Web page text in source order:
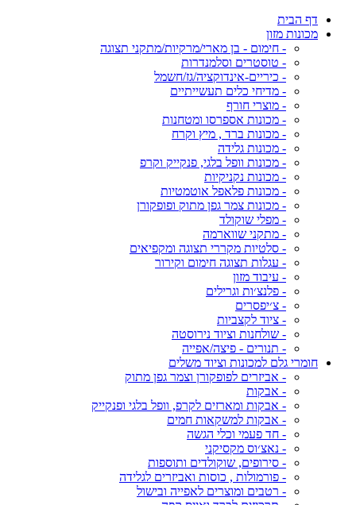
דף הבית
מכונות מזון
- חימום - בן מארי/מרקיות/מתקני תצוגה
- טוסטרים וסלמנדרות
- כיריים-אינדוקציה/גז/חשמל
- מדיחי כלים תעשייתיים
- מוצרי חורף
- מכונות אספרסו ומטחנות
- מכונות ברד , מיץ וקרח
- מכונות גלידה
- מכונות וופל בלגי, פנקייק וקרפ
- מכונות נקניקיות
- מכונות פלאפל אוטמטיות
- מכונות צמר גפן מתוק ופופקורן
- מפלי שוקולד
- מתקני שווארמה
- סלטיות מקררי תצוגה ומקפיאים
- עגלות תצוגה חימום וקירור
- עיבוד מזון
- פלנצ׳ות וגרילים
- צ׳יפסרים
- ציוד לקצביות
- שולחנות וציוד נירוסטה
- תנורים - פיצה/אפייה
חומרי גלם למכונות וציוד משלים
- אביזרים לפופקורן וצמר גפן מתוק
- אבקות
- אבקות ומארזים לקרפ, וופל בלגי ופנקייק
- אבקות למשקאות חמים
- חד פעמי וכלי הגשה
- נאצ׳וס מקסיקני
- סירופים, שוקולדים ותוספות
- פורמולות , כוסות ואביזרים לגלידה
- רטבים ומוצרים לאפייה ובישול